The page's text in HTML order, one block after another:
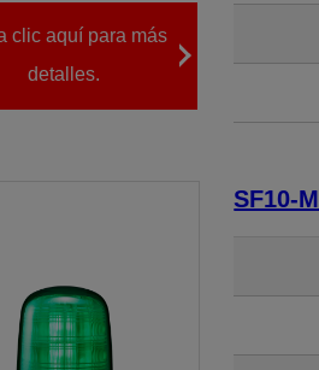
clic aquí para más
detalles.
SF10-